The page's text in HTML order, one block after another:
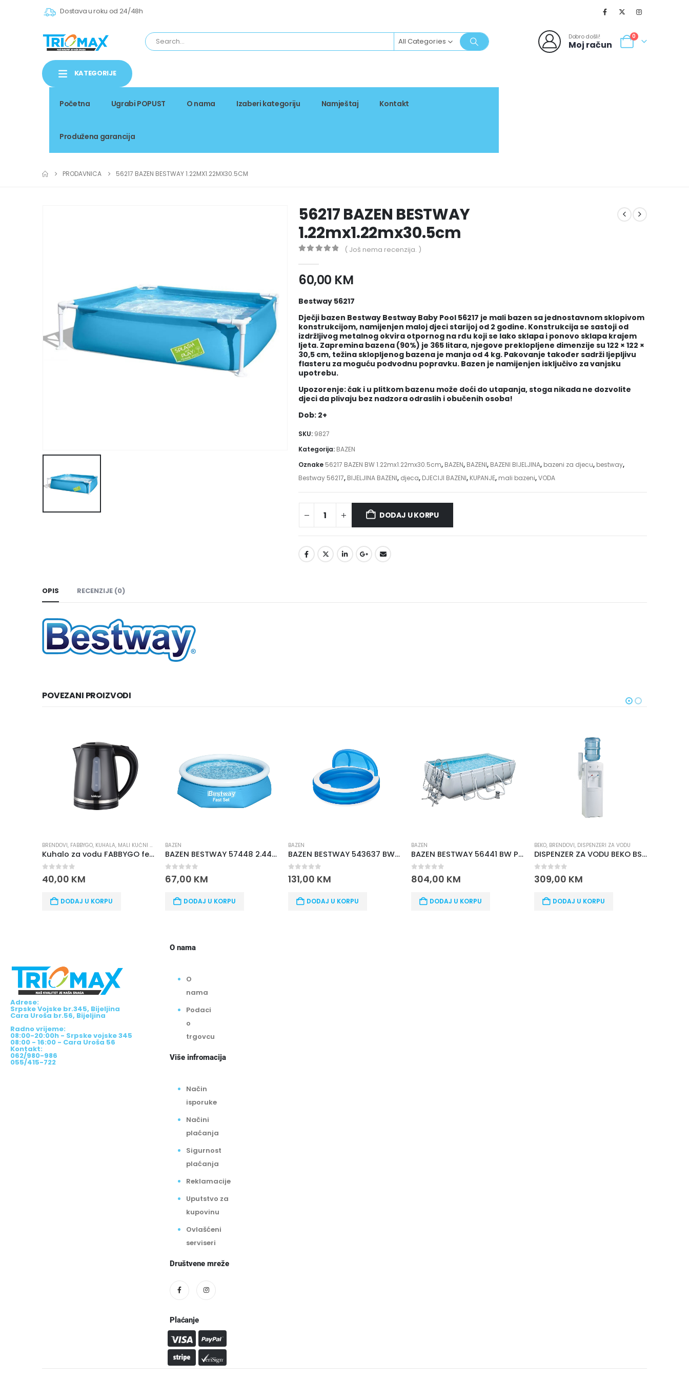
Dostava u roku od 24/48h
All Categories Dobro došli!
Moj račun
0
KATEGORIJE
Početna Ugrabi POPUST O nama Izaberi kategoriju Namještaj Kontakt
Produžena garancija
PRODAVNICA 56217 BAZEN BESTWAY 1.22MX1.22MX30.5CM
56217 BAZEN BESTWAY
1.22mx1.22mx30.5cm
( Još nema recenzija. )
60,00 KM
Bestway 56217
Dječji bazen Bestway Bestway Baby Pool 56217 je mali bazen sa jednostavnom sklopivom
konstrukcijom, namijenjen maloj djeci starijoj od 2 godine. Konstrukcija se sastoji od
izdržljivog metalnog okvira otpornog na rđu koji se lako sklapa i ponovo sklapa krajem
ljeta. Zapremina bazena (90%) je 365 litara, njegove preklopljene dimenzije su 122 × 122 ×
30,5 cm, težina sklopljenog bazena je manja od 4 kg. Pakovanje također sadrži ljepljivu
flasteru za moguću podvodnu popravku. Bazen je namijenjen isključivo za vanjsku
upotrebu.
Upozorenje: čak i u plitkom bazenu može doći do utapanja, stoga nikada ne dozvolite
djeci da plivaju bez nadzora odraslih i obučenih osoba!
Dob: 2+
SKU: 9827
Kategorija: BAZEN
Oznake 56217 BAZEN BW 1.22mx1.22mx30.5cm, BAZEN, BAZENI, BAZENI BIJELJINA, bazeni za djecu, bestway,
Bestway 56217, BIJELJINA BAZENI, djeca, DJECIJI BAZENI, KUPANJE, mali bazeni,VODA
DODAJ U KORPU
OPIS RECENZIJE (0)
POVEZANI PROIZVODI
FABBYGO,KUHALA,MALI KUĆNI APARATI
Kuhalo za vodu FABBYGO feb-2004
KM
DODAJ U KORPU
BAZEN
BAZEN BESTWAY 57448 2.44X61
out of 5
KM
DODAJ U KORPU
BAZEN BESTWAY 543637 BW SUMMER 2,41m X 2,41m X 1,40cm
out of 5
KM
DODAJ U KORPU
BAZEN BESTWAY 56441 BW PRAVOUGAONI 4,04m X 2,01m X 1,00 m
out of 5KM
DODAJ U KORPU
BRENDOVI,DISPENZERI ZA VODU
DISPENZER ZA VODU BEKO BSS 2201 TT
out of 5KM
DODAJ U KORPU
BAZEN
Adrese:
Srpske Vojske br.345, Bijeljina
Cara Uroša br.56, Bijeljina
Radno vrijeme:
08:00-20:00h - Srpske vojske 345
08:00 - 16:00 - Cara Uroša 56
Kontakt:
062/980-986
055/415-722
O nama
O
nama
Podaci
o
trgovcu
Više infromacija
Način
isporuke
Načini
plaćanja
Sigurnost
plaćanja
Reklamacije
Uputstvo za
kupovinu
Ovlašćeni
serviseri
Društvene mreže
Plaćanje